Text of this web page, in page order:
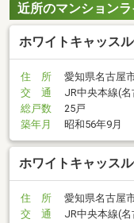
近所のマンション
ホワイトキャッス
住 所
愛知県名古屋
交 通
JR中央本線(
総戸数
25戸
築年月
昭和56年9月
ホワイトキャッス
住 所
愛知県名古屋
交 通
JR中央本線(